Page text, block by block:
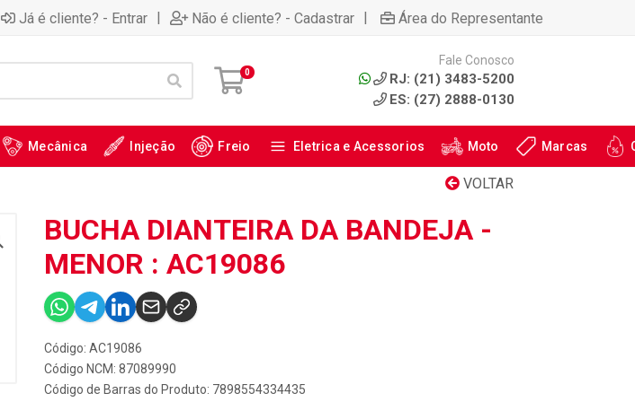
Já é cliente? - Entrar | Não é cliente? - Cadastrar | Área do Representante
0
Fale Conosco
RJ: (21) 3483-5200
ES: (27) 2888-0130
Mecânica Injeção Freio Eletrica e Acessorios Moto Marcas
VOLTAR
BUCHA DIANTEIRA DA BANDEJA -
MENOR : AC19086
Código: AC19086
Código NCM: 87089990
Código de Barras do Produto: 7898554334435